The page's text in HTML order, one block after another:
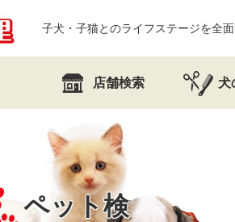
子犬・子猫とのライフステージを全
店舗検索 犬
ペット検